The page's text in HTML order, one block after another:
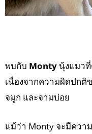
พบกับ Monty นุ้งแมว
เนื่องจากความผิดปกติ
จมูก และจามบ่อย
แม้ว่า Monty จะมีควา